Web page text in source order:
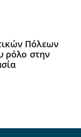
Πόλεων
ρόλο στην